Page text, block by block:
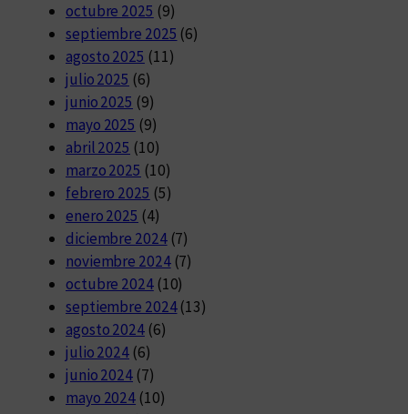
octubre 2025 (9)
septiembre 2025 (6)
agosto 2025 (11)
julio 2025 (6)
junio 2025 (9)
mayo 2025 (9)
abril 2025 (10)
marzo 2025 (10)
febrero 2025 (5)
enero 2025 (4)
diciembre 2024(7)
noviembre 2024(7)
octubre 2024(10)
septiembre 2024(13)
agosto 2024(6)
julio 2024 (6)
junio 2024 (7)
mayo 2024 (10)